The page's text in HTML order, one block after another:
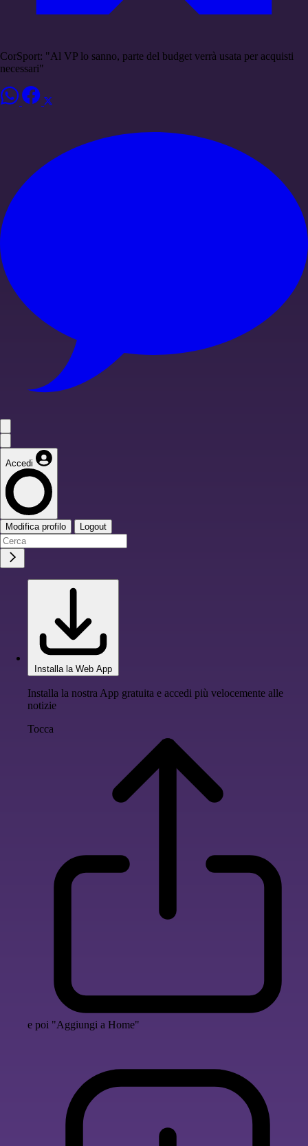
CorSport: "Al VP lo sanno, parte del budget verrà usata per acquisti
necessari"
Accedi
Modifica profilo Logout
Installa la Web App
Installa la nostra App gratuita e accedi più velocemente alle
notizie
Tocca
e poi "Aggiungi a Home"